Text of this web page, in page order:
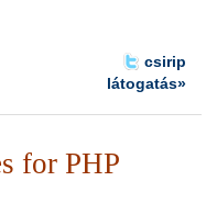
csirip
látogatás»
for PHP